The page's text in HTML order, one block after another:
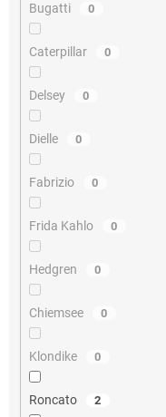
Bugatti 0
Caterpillar 0
Delsey 0
Dielle 0
Fabrizio 0
Frida Kahlo 0
Hedgren 0
Chiemsee 0
Klondike 0
Roncato 2